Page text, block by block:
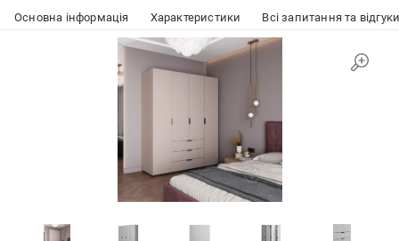
Основна інформація Характеристики Всі запитання та